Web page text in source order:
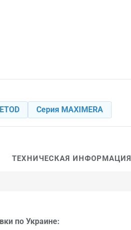
Серия MAXIMERA
ТЕХНИЧЕСКАЯ ИНФОРМАЦИЯ
по Украине: